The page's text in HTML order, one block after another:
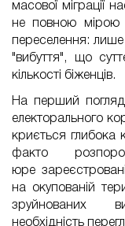
масової міграції
не повною мірою
переселення:
"вибуття", що
кількості біженців.
На перший
електорального
криється глибока
факто
юре зареєстровані
на окупованій
зруйнованих
необхідність